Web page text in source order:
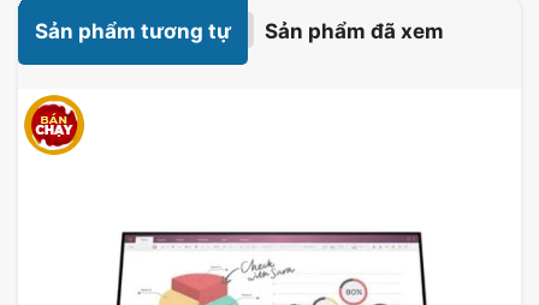
Đặc Điểm Nổi Bật Asus ROG
Strix XG49VQ
Asus ROG Strix XG49VQ
đây là một số điểm nổi bật của sản phẩm:
Sản phẩm tương tự Sản phẩm đã xem